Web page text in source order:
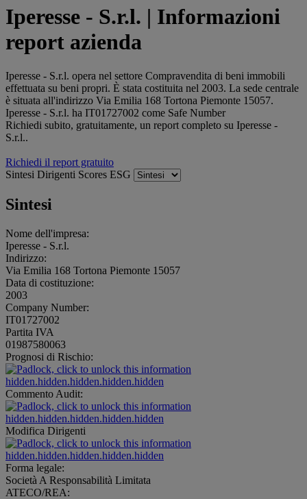
Iperesse - S.r.l. | Informazioni
report azienda
Iperesse - S.r.l. opera nel settore Compravendita di beni immobili
effettuata su beni propri. È stata costituita nel 2003. La sede centrale
è situata all'indirizzo Via Emilia 168 Tortona Piemonte 15057.
Iperesse - S.r.l. ha IT01727002 come Safe Number
Richiedi subito, gratuitamente, un report completo su Iperesse -
S.r.l..
Richiedi il report gratuito
Sintesi Dirigenti Scores ESG
Sintesi
Nome dell'impresa:
Iperesse - S.r.l.
Indirizzo:
Via Emilia 168 Tortona Piemonte 15057
Data di costituzione:
2003
Company Number:
IT01727002
Partita IVA
01987580063
Prognosi di Rischio:
hidden.hidden.hidden.hidden.hidden
Commento Audit:
hidden.hidden.hidden.hidden.hidden
Modifica Dirigenti
hidden.hidden.hidden.hidden.hidden
Forma legale:
Società A Responsabilità Limitata
ATECO/REA: